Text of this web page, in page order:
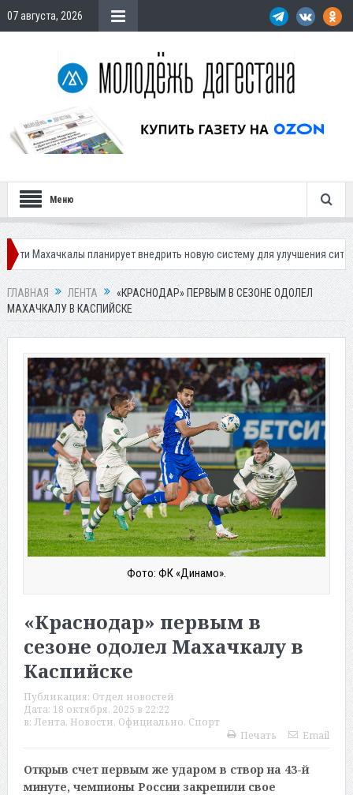
07 августа, 2026
Меню
планирует внедрить новую систему для улучшения ситуации с
ГЛАВНАЯ ЛЕНТА
«КРАСНОДАР» ПЕРВЫМ В СЕЗОНЕ ОДОЛЕЛ
МАХАЧКАЛУ В КАСПИЙСКЕ
Фото: ФК «Динамо».
«Краснодар» первым в
сезоне одолел Махачкалу в
Каспийске
Публикация: Отдел новостей
Дата: 18 октября, 2025 в 22:22
в: Лента, Новости, Официально, Спорт
Печать
Email
Открыв счет первым же ударом в створ на 43-й
минуте, чемпионы России закрепили свое